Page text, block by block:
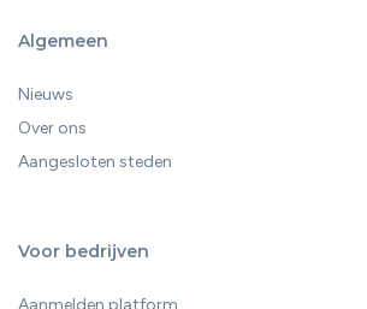
Algemeen
Nieuws
Over ons
Aangesloten steden
Voor bedrijven
Aanmelden platform